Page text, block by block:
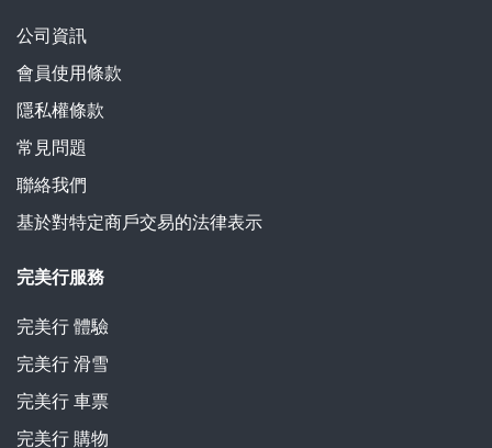
公司資訊
會員使用條款
隱私權條款
常見問題
聯絡我們
基於對特定商戶交易的法律表示
完美行服務
完美行體驗
完美行滑雪
完美行車票
完美行購物